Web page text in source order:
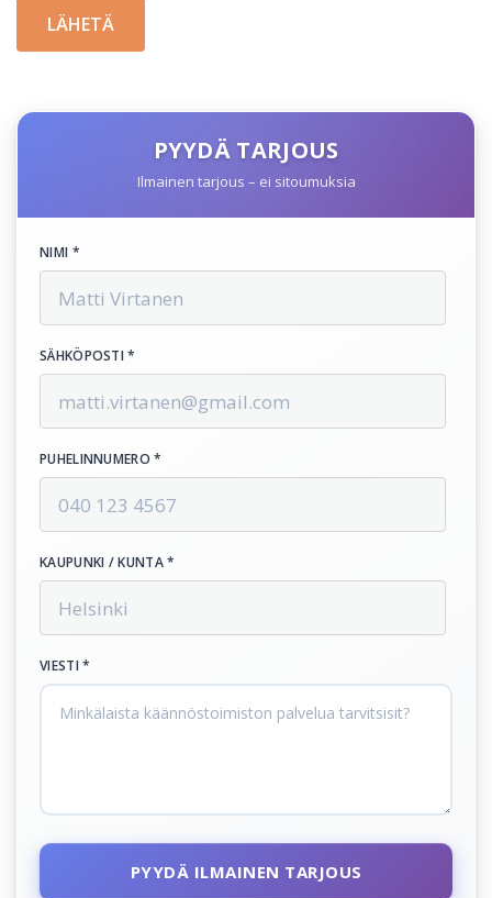
PYYDÄ TARJOUS
Ilmainen tarjous – ei sitoumuksia
NIMI *
SÄHKÖPOSTI *
PUHELINNUMERO *
KAUPUNKI / KUNTA *
VIESTI *
PYYDÄ ILMAINEN TARJOUS